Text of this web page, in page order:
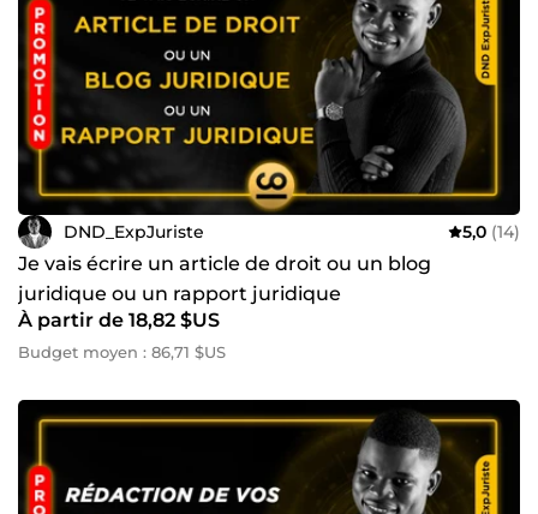
DND_ExpJuriste 5,0 (14)
Je vais écrire un article de droit ou un blog
juridique ou un rapport juridique
À partir de 18,82 $US
Budget moyen : 86,71 $US